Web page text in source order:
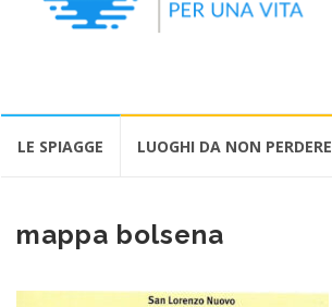
LE SPIAGGE LUOGHI DA NON PERDERE
mappa bolsena